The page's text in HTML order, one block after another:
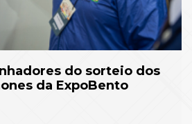
do sorteio dos
da ExpoBento